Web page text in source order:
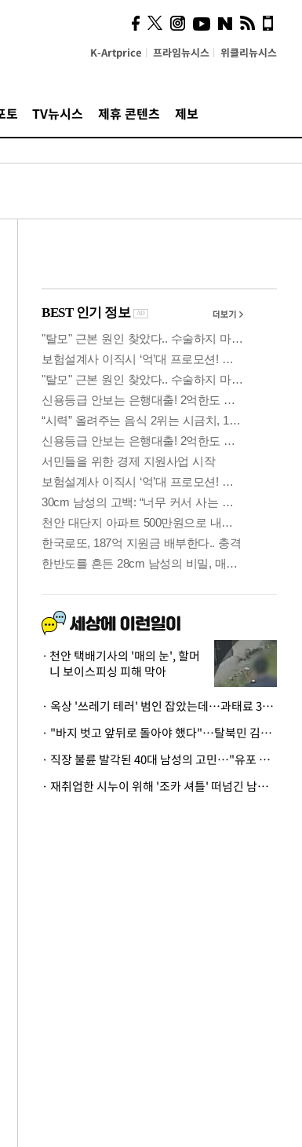
K-Artprice 프라임뉴시스 위클리뉴시스
토 TV뉴시스 제휴 콘텐츠 제보
시, 스마트폰 액세서리에
NFC 더했다
천안 택배기사의 '매의 눈', 할머
니 보이스피싱 피해 막아
· 옥상 '쓰레기 테러' 범인 잡았는데…과태료 3만원 처분에 숙박업주 허탈
· "바지 벗고 앞뒤로 돌아야 했다"…탈북민 김서아, 기쁨조 검사 수치심 회상
· 직장 불륜 발각된 40대 남성의 고민…"유포 동료 명예훼손·협박죄 고소 가능할까"
· 재취업한 시누이 위해 '조카 셔틀' 떠넘긴 남편…아내 "난 못한다"